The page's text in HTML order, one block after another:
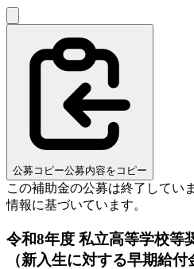
公募コピー公募内容をコピー
この補助金の公募は終了していま
情報に基づいています。
令和8年度 私立高等学校等
（新入生に対する早期給